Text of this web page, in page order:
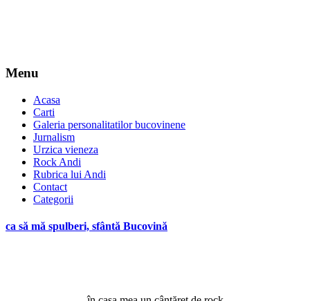
Menu
Acasa
Carti
Galeria personalitatilor bucovinene
Jurnalism
Urzica vieneza
Rock Andi
Rubrica lui Andi
Contact
Categorii
ca să mă spulberi, sfântă Bucovină